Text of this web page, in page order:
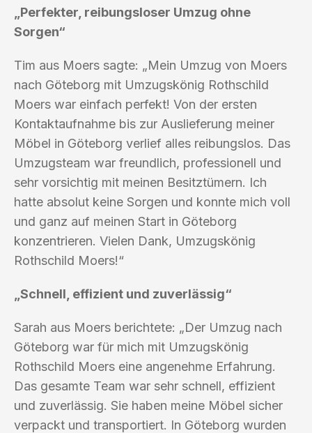
„Perfekter, reibungsloser Umzug ohne
Sorgen“
Tim aus Moers sagte: „Mein Umzug von Moers
nach Göteborg mit Umzugskönig Rothschild
Moers war einfach perfekt! Von der ersten
Kontaktaufnahme bis zur Auslieferung meiner
Möbel in Göteborg verlief alles reibungslos. Das
Umzugsteam war freundlich, professionell und
sehr vorsichtig mit meinen Besitztümern. Ich
hatte absolut keine Sorgen und konnte mich voll
und ganz auf meinen Start in Göteborg
konzentrieren. Vielen Dank, Umzugskönig
Rothschild Moers!“
„Schnell, effizient und zuverlässig“
Sarah aus Moers berichtete: „Der Umzug nach
Göteborg war für mich mit Umzugskönig
Rothschild Moers eine angenehme Erfahrung.
Das gesamte Team war sehr schnell, effizient
und zuverlässig. Sie haben meine Möbel sicher
verpackt und transportiert. In Göteborg wurden